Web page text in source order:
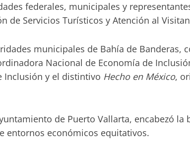
federales, municipales y
de Servicios Turísticos y Atención al
municipales de Bahía de Banderas,
Nacional de Economía de
Inclusión y el distintivo Hecho en México,
de Puerto Vallarta, encabezó
entornos económicos equitativos.